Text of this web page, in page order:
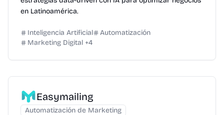
en Latinoamérica.
Inteligencia Artificial
Automatización
Marketing Digital +4
Easymailing
Automatización de Marketing